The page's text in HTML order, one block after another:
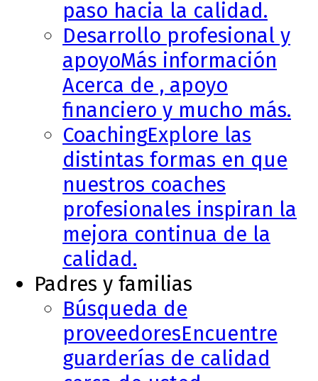
paso hacia la calidad.
Desarrollo profesional y
apoyoMás información
Acerca de , apoyo
financiero y mucho más.
CoachingExplore las
distintas formas en que
nuestros coaches
profesionales inspiran la
mejora continua de la
calidad.
Padres y familias
Búsqueda de
proveedoresEncuentre
guarderías de calidad